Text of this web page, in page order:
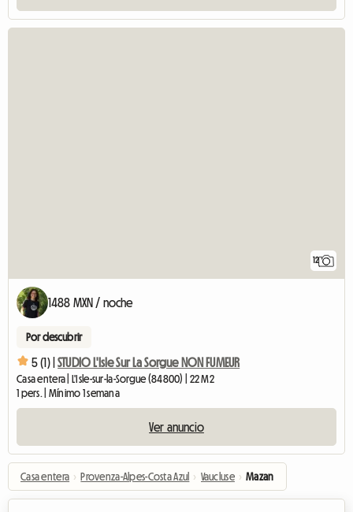
12
1488 MXN / noche
Por descubrir
5 (1) | STUDIO L'Isle Sur La Sorgue NON FUMEUR
Casa entera | L'Isle-sur-la-Sorgue (84800) | 22 M2
1 pers. | Mínimo 1 semana
Ver anuncio
Casa entera › Provenza-Alpes-Costa Azul › Vaucluse › Mazan